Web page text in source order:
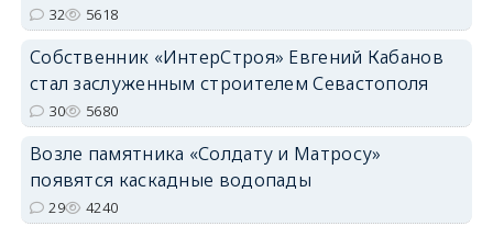
32 5618
Собственник «ИнтерСтроя» Евгений Кабанов
стал заслуженным строителем Севастополя
30 5680
Возле памятника «Солдату и Матросу»
появятся каскадные водопады
29 4240